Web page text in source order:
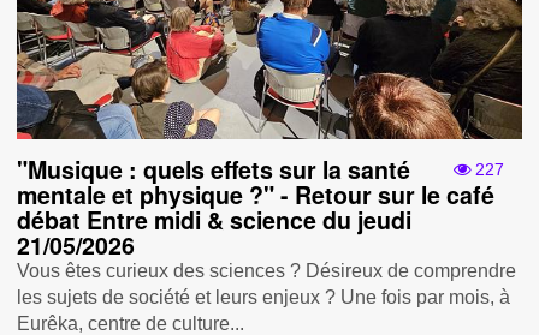
227
"Musique : quels effets sur la santé
mentale et physique ?" - Retour sur le café
débat Entre midi & science du jeudi
21/05/2026
Vous êtes curieux des sciences ? Désireux de comprendre
les sujets de société et leurs enjeux ? Une fois par mois, à
Eurêka, centre de culture...